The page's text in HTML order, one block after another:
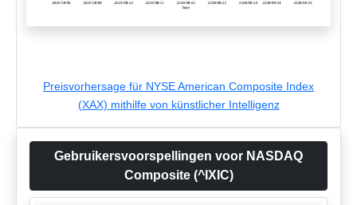
Preisvorhersage für NYSE American Composite Index
(XAX) mithilfe von künstlicher Intelligenz
Gebruikersvoorspellingen voor NASDAQ
Composite (^IXIC)